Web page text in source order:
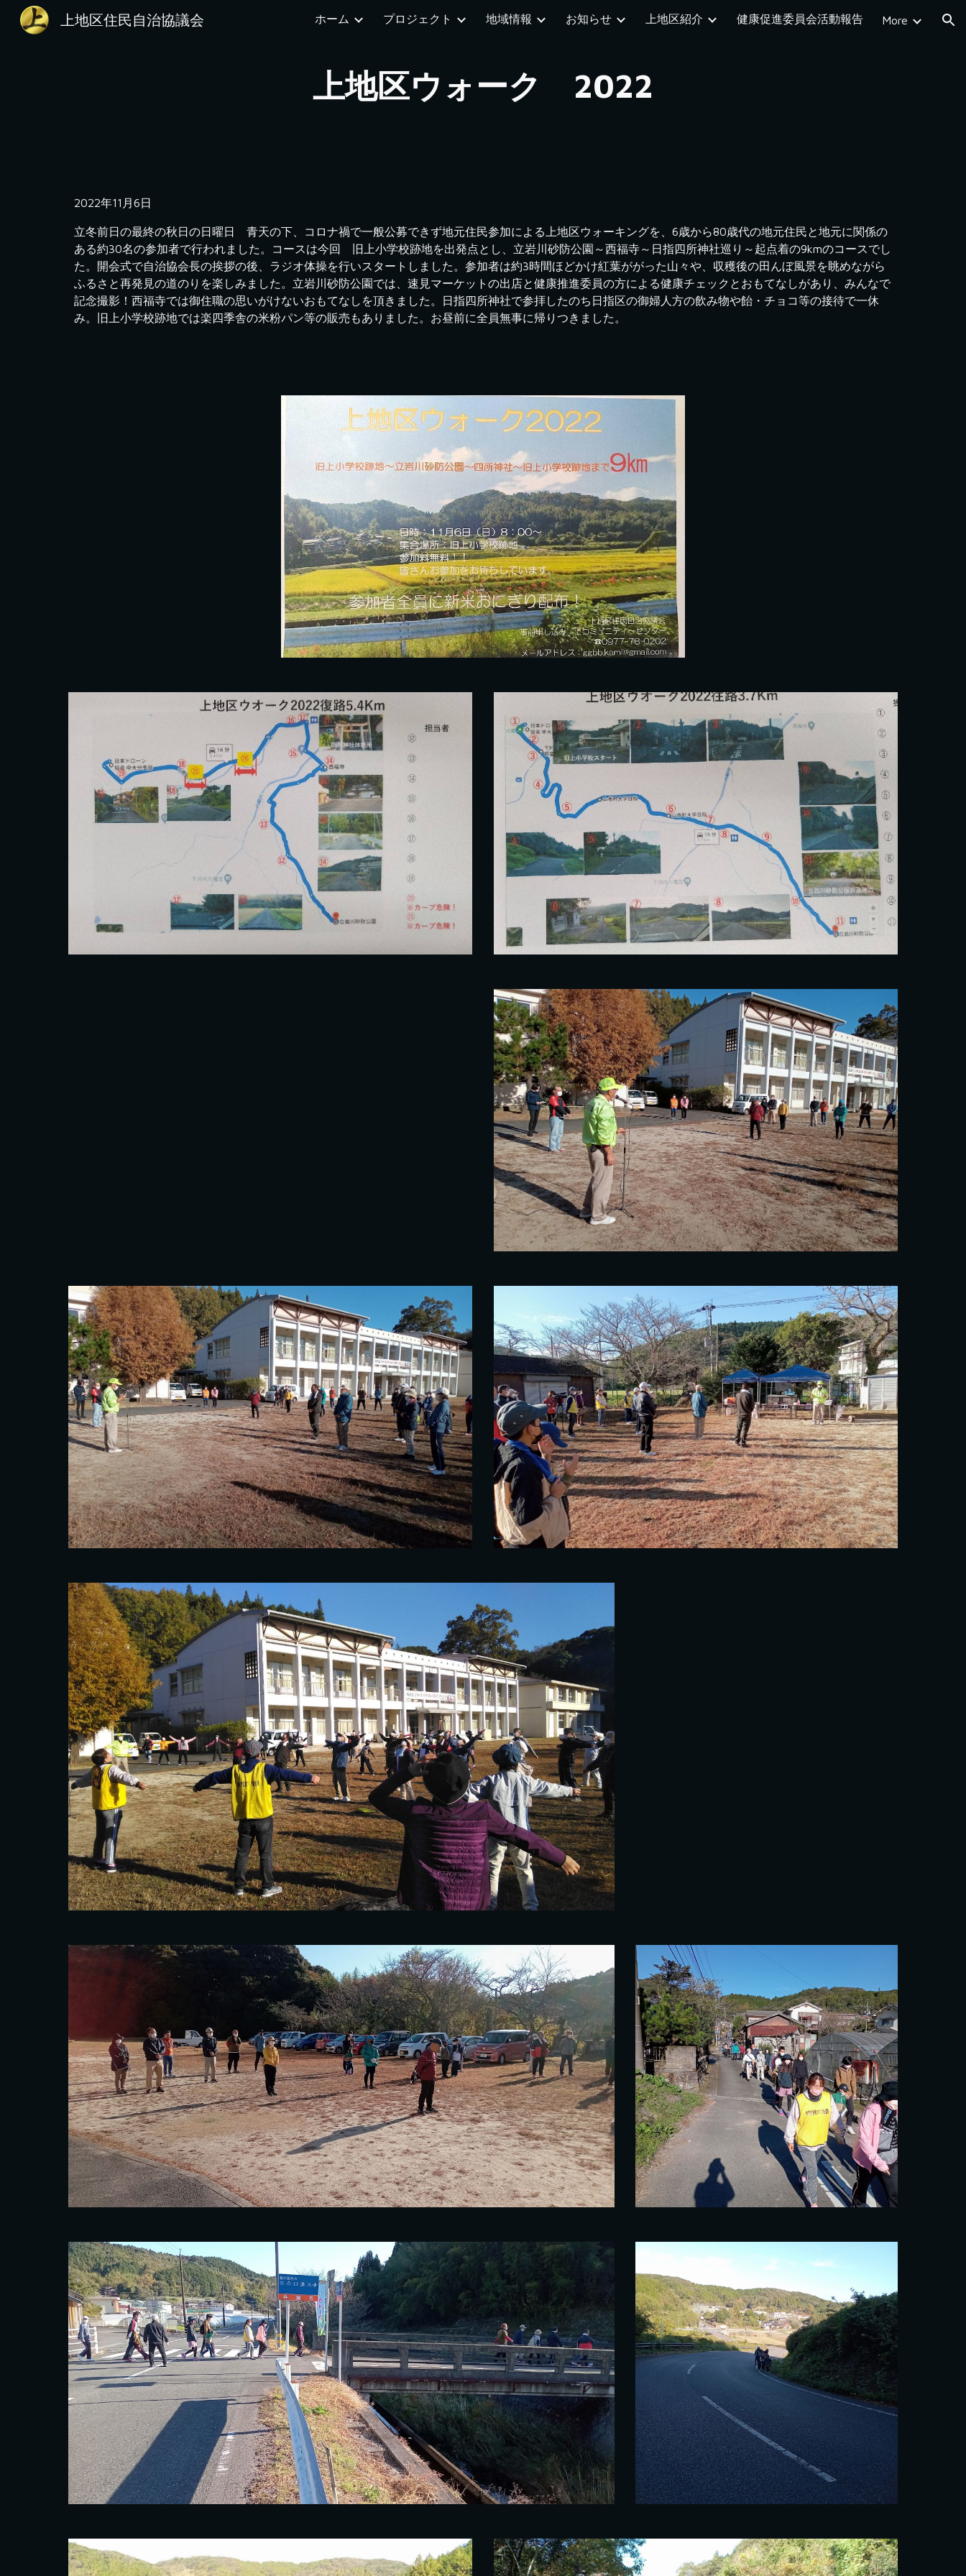
Skip to main content Skip to navigation
上地区住民自治協議会 ホーム プロジェクト 地域情報 お知らせ 上地区紹介 健康促進委員会活動報告 More
上地区ウォーク　2022
2022年11月6日
立冬前日の最終の秋日の日曜日　青天の下、コロナ禍で一般公募できず地元住民参加による上地区ウォーキングを、6歳から80歳代の地元住民と地元に関係の
ある約30名の参加者で行われました。コースは今回　旧上小学校跡地を出発点とし、立岩川砂防公園～西福寺～日指四所神社巡り～起点着の9kmのコースでし
た。開会式で自治協会長の挨拶の後、ラジオ体操を行いスタートしました。参加者は約3時間ほどかけ紅葉ががった山々や、収穫後の田んぼ風景を眺めながら
ふるさと再発見の道のりを楽しみました。立岩川砂防公園では、速見マーケットの出店と健康推進委員の方による健康チェックとおもてなしがあり、みんなで
記念撮影！西福寺では御住職の思いがけないおもてなしを頂きました。日指四所神社で参拝したのち日指区の御婦人方の飲み物や飴・チョコ等の接待で一休
み。旧上小学校跡地では楽四季舎の米粉パン等の販売もありました。お昼前に全員無事に帰りつきました。